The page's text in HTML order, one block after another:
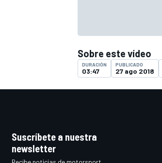
Sobre este vídeo
DURACIÓN
03:47
PUBLICADO
27 ago 2018
Suscríbete a nuestra
newsletter